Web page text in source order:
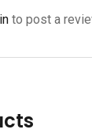
to post a